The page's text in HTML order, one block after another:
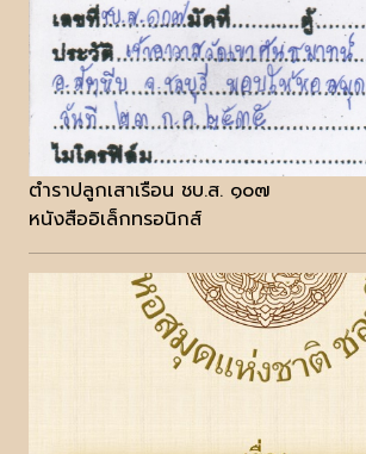
ตำราปลูกเสาเรือน ชบ.ส. ๑๐๗
หนังสืออิเล็กทรอนิกส์